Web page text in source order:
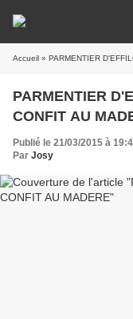
Accueil » PARMENTIER
PARMENTIER
CONFIT AU
Publié le 21/03/2015 à
Par Josy